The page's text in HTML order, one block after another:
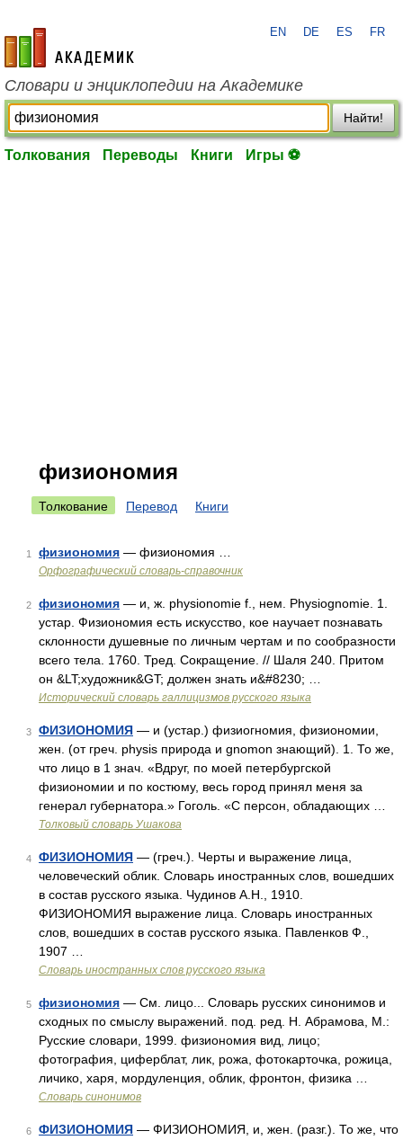
academic.ru
EN DE ES FR
Словари и энциклопедии на Академике
Найти!
Толкования Переводы Книги Игры ⚽
физиономия
Толкование Перевод Книги
1 физиономия — физиономия …
Орфографический словарь-справочник
2 физиономия — и, ж. physionomie f., нем. Physiognomie. 1.
устар. Физиономия есть искусство, кое научает познавать
склонности душевные по личным чертам и по сообразности
всего тела. 1760. Тред. Сокращение. // Шаля 240. Притом
он &LT;художник&GT; должен знать и&#8230; …
Исторический словарь галлицизмов русского языка
3 ФИЗИОНОМИЯ — и (устар.) физиогномия, физиономии,
жен. (от греч. physis природа и gnomon знающий). 1. То же,
что лицо в 1 знач. «Вдруг, по моей петербургской
физиономии и по костюму, весь город принял меня за
генерал губернатора.» Гоголь. «С персон, обладающих …
Толковый словарь Ушакова
4 ФИЗИОНОМИЯ — (греч.). Черты и выражение лица,
человеческий облик. Словарь иностранных слов, вошедших
в состав русского языка. Чудинов А.Н., 1910.
ФИЗИОНОМИЯ выражение лица. Словарь иностранных
слов, вошедших в состав русского языка. Павленков Ф.,
1907 …
Словарь иностранных слов русского языка
5 физиономия — См. лицо... Словарь русских синонимов и
сходных по смыслу выражений. под. ред. Н. Абрамова, М.:
Русские словари, 1999. физиономия вид, лицо;
фотография, циферблат, лик, рожа, фотокарточка, рожица,
личико, харя, мордуленция, облик, фронтон, физика …
Словарь синонимов
6 ФИЗИОНОМИЯ — ФИЗИОНОМИЯ, и, жен. (разг.). То же, что